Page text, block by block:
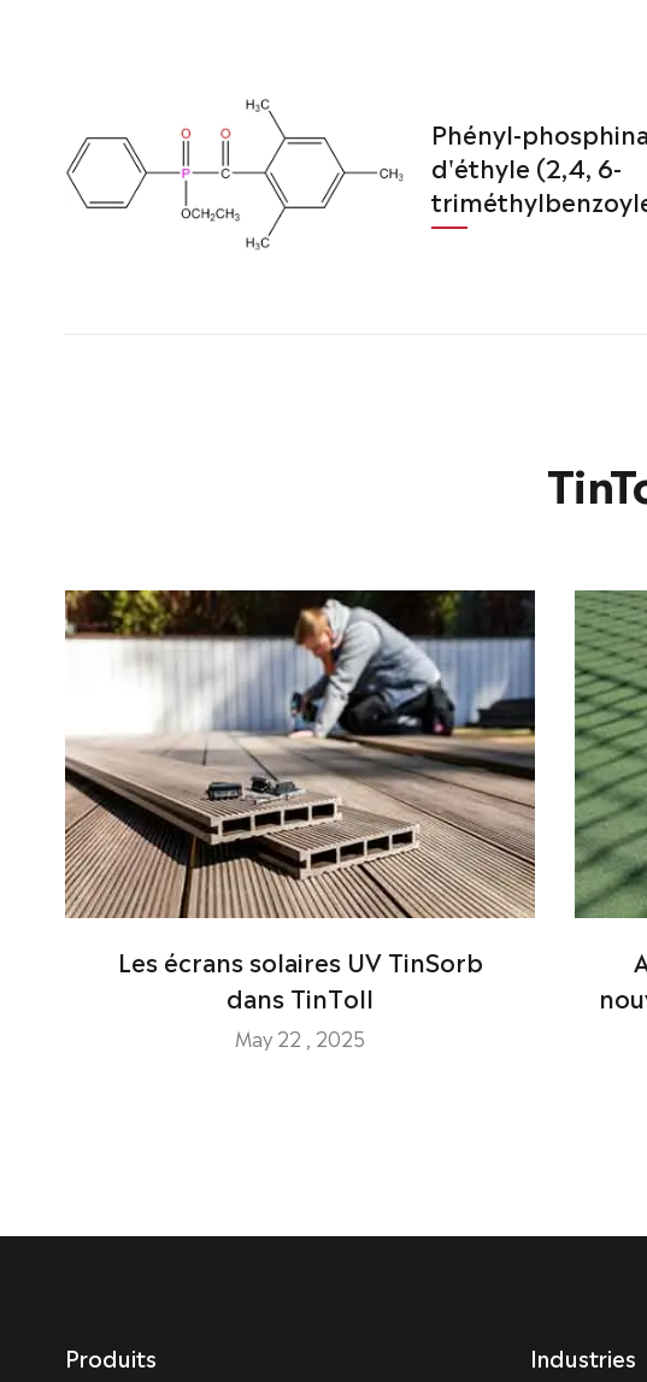
Phényl-
d'éthyle (2,4, 6-
Les écrans solaires UV TinSorb
dans TinToll
May 22 , 2025
Produits Industries